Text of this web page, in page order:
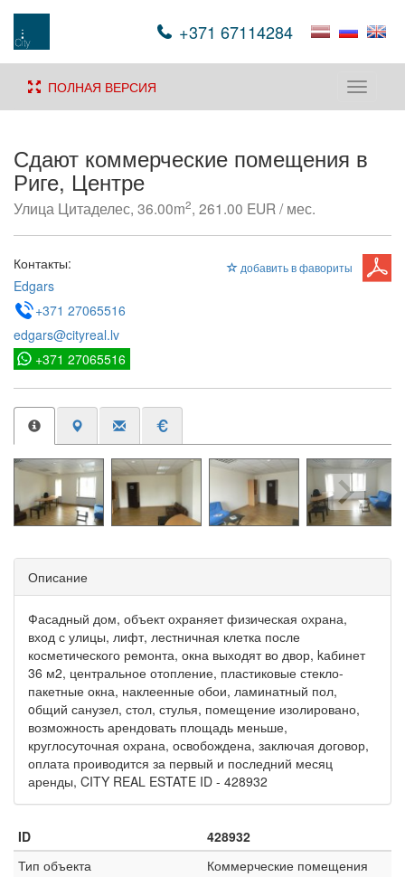
+371 67114284
Toggle
ПОЛНАЯ ВЕРСИЯ
Сдают коммерческие помещения в
Риге, Центре
Улица Цитаделес, 36.00m2, 261.00 EUR / мес.
добавить в фавориты
Контакты:
Edgars
+371 27065516
edgars@cityreal.lv
+371 27065516
Описание
Фасадный дом, объект охраняет физическая охрана,
вход с улицы, лифт, лестничная клетка после
косметического ремонта, окна выходят во двор, kабинет
36 м2, центральное отопление, пластиковые стекло-
пакетные окна, наклеенные обои, ламинатный пол,
oбщий санузел, стол, стулья, помещение изолировано,
возможность арендовать площадь меньше,
круглосуточная охрана, освобождена, заключая договор,
оплата проиводится за первый и последний месяц
аренды, CITY REAL ESTATE ID - 428932
ID
428932
Тип объекта
Коммерческие помещения